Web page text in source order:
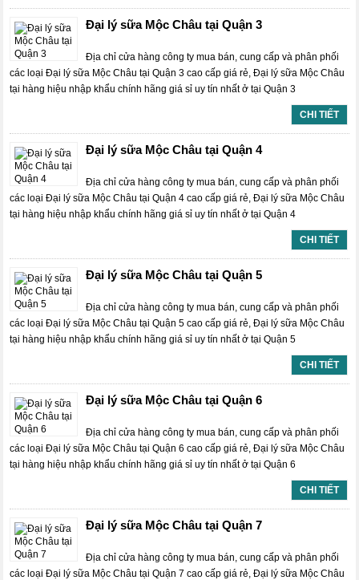
Đại lý sữa Mộc Châu tại Quận 3
Địa chỉ cửa hàng công ty mua bán, cung cấp và phân phối
các loại Đại lý sữa Mộc Châu tại Quận 3 cao cấp giá rẻ, Đại lý sữa Mộc Châu
tại hàng hiệu nhập khẩu chính hãng giá sỉ uy tín nhất ở tại Quận 3
CHI TIẾT
Đại lý sữa Mộc Châu tại Quận 4
Địa chỉ cửa hàng công ty mua bán, cung cấp và phân phối
các loại Đại lý sữa Mộc Châu tại Quận 4 cao cấp giá rẻ, Đại lý sữa Mộc Châu
tại hàng hiệu nhập khẩu chính hãng giá sỉ uy tín nhất ở tại Quận 4
CHI TIẾT
Đại lý sữa Mộc Châu tại Quận 5
Địa chỉ cửa hàng công ty mua bán, cung cấp và phân phối
các loại Đại lý sữa Mộc Châu tại Quận 5 cao cấp giá rẻ, Đại lý sữa Mộc Châu
tại hàng hiệu nhập khẩu chính hãng giá sỉ uy tín nhất ở tại Quận 5
CHI TIẾT
Đại lý sữa Mộc Châu tại Quận 6
Địa chỉ cửa hàng công ty mua bán, cung cấp và phân phối
các loại Đại lý sữa Mộc Châu tại Quận 6 cao cấp giá rẻ, Đại lý sữa Mộc Châu
tại hàng hiệu nhập khẩu chính hãng giá sỉ uy tín nhất ở tại Quận 6
CHI TIẾT
Đại lý sữa Mộc Châu tại Quận 7
Địa chỉ cửa hàng công ty mua bán, cung cấp và phân phối
các loại Đại lý sữa Mộc Châu tại Quận 7 cao cấp giá rẻ, Đại lý sữa Mộc Châu